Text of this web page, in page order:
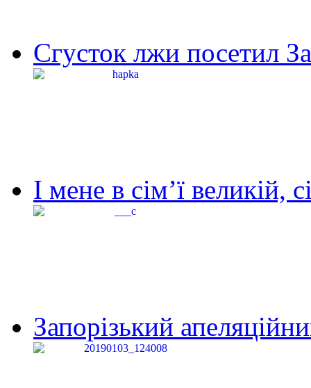
Сгусток лжи посетил
І мене в сім’ї великій,
Запорізький